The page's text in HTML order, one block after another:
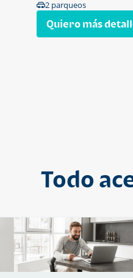
2 parqueos
Quiero más
Todo